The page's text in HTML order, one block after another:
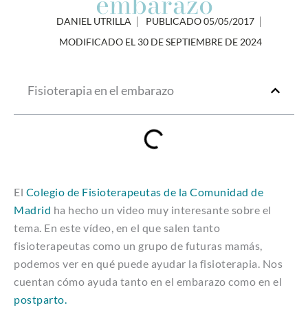
DANIEL UTRILLA PUBLICADO 05/05/2017
MODIFICADO EL 30 DE SEPTIEMBRE DE 2024
Fisioterapia en el embarazo
El Colegio de Fisioterapeutas de la Comunidad de
Madrid ha hecho un video muy interesante sobre el
tema. En este vídeo, en el que salen tanto
fisioterapeutas como un grupo de futuras mamás,
podemos ver en qué puede ayudar la fisioterapia. Nos
cuentan cómo ayuda tanto en el embarazo como en el
postparto.